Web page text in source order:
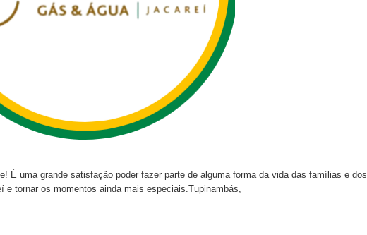
É uma grande satisfação poder fazer parte de alguma forma da vida das famílias e dos
e tornar os momentos ainda mais especiais.Tupinambás,